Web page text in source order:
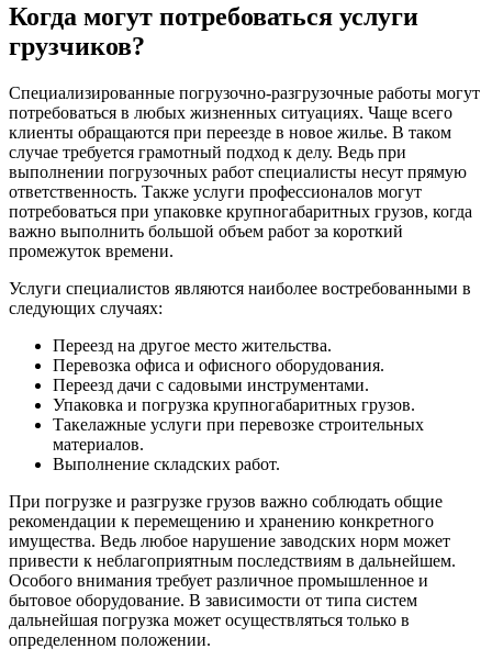
Когда могут потребоваться услуги
грузчиков?
Специализированные погрузочно-разгрузочные работы могут
потребоваться в любых жизненных ситуациях. Чаще всего
клиенты обращаются при переезде в новое жилье. В таком
случае требуется грамотный подход к делу. Ведь при
выполнении погрузочных работ специалисты несут прямую
ответственность. Также услуги профессионалов могут
потребоваться при упаковке крупногабаритных грузов, когда
важно выполнить большой объем работ за короткий
промежуток времени.
Услуги специалистов являются наиболее востребованными в
следующих случаях:
Переезд на другое место жительства.
Перевозка офиса и офисного оборудования.
Переезд дачи с садовыми инструментами.
Упаковка и погрузка крупногабаритных грузов.
Такелажные услуги при перевозке строительных
материалов.
Выполнение складских работ.
При погрузке и разгрузке грузов важно соблюдать общие
рекомендации к перемещению и хранению конкретного
имущества. Ведь любое нарушение заводских норм может
привести к неблагоприятным последствиям в дальнейшем.
Особого внимания требует различное промышленное и
бытовое оборудование. В зависимости от типа систем
дальнейшая погрузка может осуществляться только в
определенном положении.